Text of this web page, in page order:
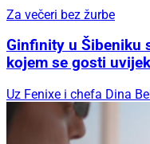
Za večeri bez žurbe
Ginfinity u Šibeniku
kojem se gosti
Uz Fenixe i chefa Dina